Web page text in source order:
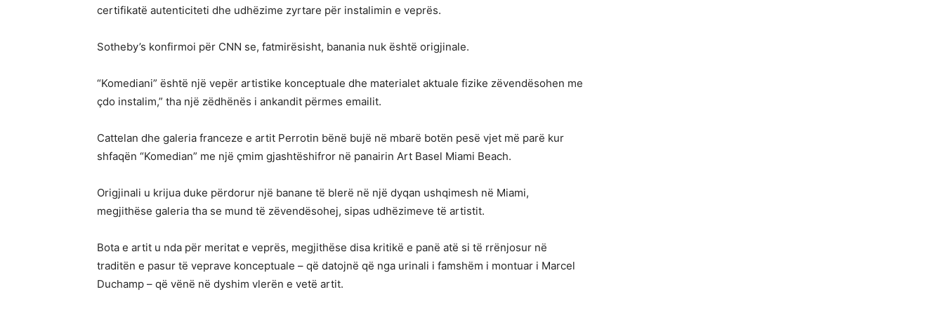
certifikatë autenticiteti dhe udhëzime zyrtare për instalimin e veprës.
Sotheby’s konfirmoi për CNN se, fatmirësisht, banania nuk është origjinale.
“Komediani” është një vepër artistike konceptuale dhe materialet aktuale fizike zëvendësohen me
çdo instalim,” tha një zëdhënës i ankandit përmes emailit.
Cattelan dhe galeria franceze e artit Perrotin bënë bujë në mbarë botën pesë vjet më parë kur
shfaqën “Komedian” me një çmim gjashtëshifror në panairin Art Basel Miami Beach.
Origjinali u krijua duke përdorur një banane të blerë në një dyqan ushqimesh në Miami,
megjithëse galeria tha se mund të zëvendësohej, sipas udhëzimeve të artistit.
Bota e artit u nda për meritat e veprës, megjithëse disa kritikë e panë atë si të rrënjosur në
traditën e pasur të veprave konceptuale – që datojnë që nga urinali i famshëm i montuar i Marcel
Duchamp – që vënë në dyshim vlerën e vetë artit.